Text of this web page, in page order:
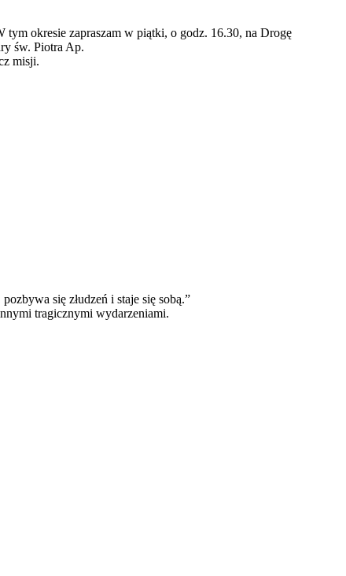
tym okresie zapraszam w piątki, o godz. 16.30, na Drogę
św. Piotra Ap.
misji.
się złudzeń i staje się sobą.”
tragicznymi wydarzeniami.